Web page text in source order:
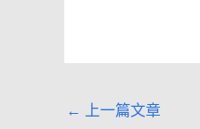
← 上一篇文章